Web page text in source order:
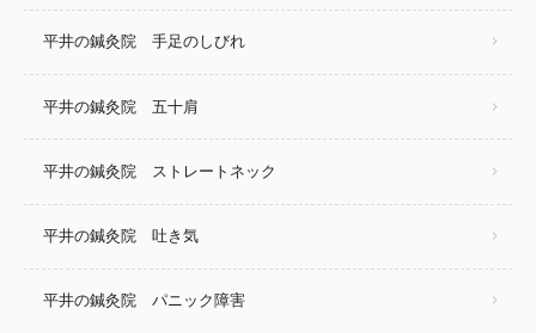
平井の鍼灸院 手足のしびれ
平井の鍼灸院 五十肩
平井の鍼灸院 ストレートネック
平井の鍼灸院 吐き気
平井の鍼灸院 パニック障害